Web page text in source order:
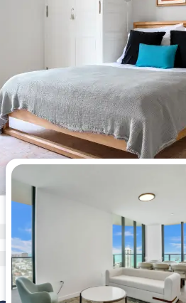
Appartements de 4
plus consultés